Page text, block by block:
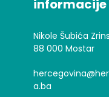
informacije
Nikole Šubića
88 000 Mostar
a.ba